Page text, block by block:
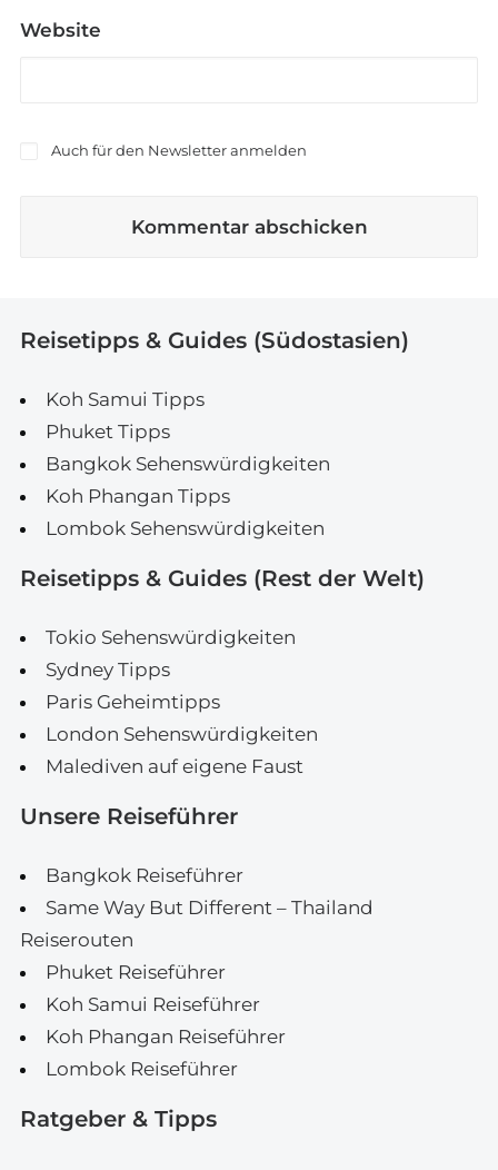
Website
Auch für den Newsletter anmelden
Reisetipps & Guides (Südostasien)
Koh Samui Tipps
Phuket Tipps
Bangkok Sehenswürdigkeiten
Koh Phangan Tipps
Lombok Sehenswürdigkeiten
Reisetipps & Guides (Rest der Welt)
Tokio Sehenswürdigkeiten
Sydney Tipps
Paris Geheimtipps
London Sehenswürdigkeiten
Malediven auf eigene Faust
Unsere Reiseführer
Bangkok Reiseführer
Same Way But Different – Thailand
Reiserouten
Phuket Reiseführer
Koh Samui Reiseführer
Koh Phangan Reiseführer
Lombok Reiseführer
Ratgeber & Tipps